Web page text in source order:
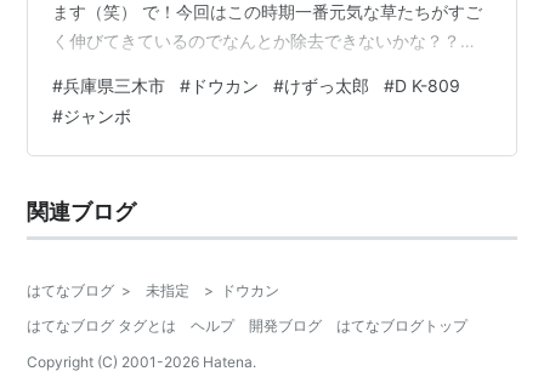
ます（笑） で！今回はこの時期一番元気な草たちがすご
く伸びてきているのでなんとか除去できないかな？？と
す！ では！いってみましょう！！ ■商品はけずったろう
ジャンボ！！ 商品名：けずっ太郎ジャンボ アルミハンド
ル メーカー：ドウカン 型番：D K-809 ・名前がわかりや
昔タモリ倶楽部でやってたくらいにたくさんあるみたい
です(^ ^) …
#兵庫県三木市 # ドウカン #けずっ太郎 #D K-809
#ジャンボ
関連ブログ
はてなブログ > 未指定 >
ドウカン
はてなブログ タグとは
ヘルプ 開発ブログ
はてなブログトップ
Copyright (C) 2001-2026 Hatena.